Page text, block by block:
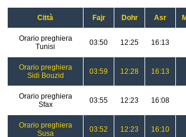
Città Fajr Dohr Asr
Orario preghiera
Tunisi
03:50 12:25 16:13
Orario preghiera
Sidi Bouzid
03:59 12:28 16:13
Orario preghiera
Sfax
03:55 12:23 16:08
Orario preghiera
Susa
03:52 12:23 16:10